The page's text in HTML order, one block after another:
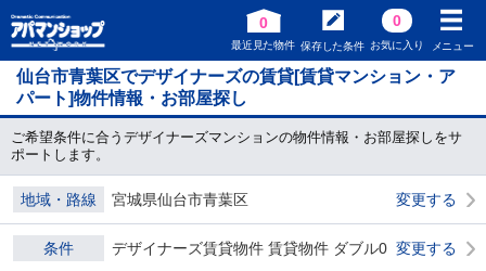
0
最近見た物件 保存した条件
0
お気に入り メニュー
仙台市青葉区でデザイナーズの賃貸[賃貸マンション・ア
パート]物件情報・お部屋探し
ご希望条件に合うデザイナーズマンションの物件情報・お部屋探しをサ
ポートします。
地域・路線 宮城県仙台市青葉区 変更する
条件 デザイナーズ賃貸物件 賃貸物件 ダブル0 変更する